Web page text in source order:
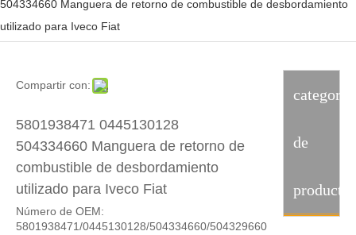
504334660 Manguera de retorno de combustible de desbordamiento
utilizado para Iveco Fiat
Compartir con:
5801938471 0445130128
504334660 Manguera de retorno de
combustible de desbordamiento
utilizado para Iveco Fiat
Número de OEM:
5801938471/0445130128/504334660/504329660
categoria
de
producto